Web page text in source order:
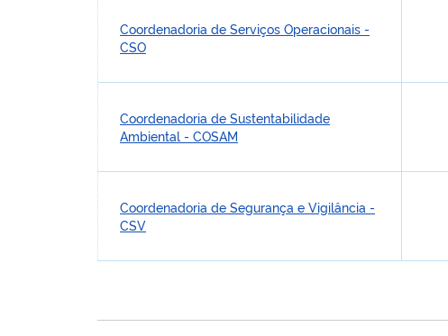
Coordenadoria de Serviços Operacionais -
CSO
Coordenadoria de Sustentabilidade
Ambiental - COSAM
Coordenadoria de Segurança e Vigilância -
CSV